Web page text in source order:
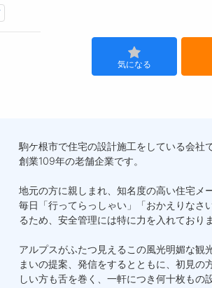
気になる
駒ケ根市で住宅の設計施工をしている会社で
創業109年の老舗企業です。
地元の方に親しまれ、知名度の高い住宅メ
毎日「行ってらっしゃい」「おかえりなさ
るため、安全管理には特に力を入れておりま
アルプスがふたつ見えるこの風光明媚な観
まいの提案、発信をするとともに、初見の
しい方も舌を巻く、一軒につき何十枚もの